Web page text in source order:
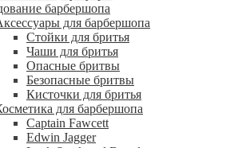
барбершопа
для барбершопа
Стойки для бритья
Чаши для бритья
Опасные бритвы
Безопасные бритвы
Кисточки для бритья
для барбершопа
Captain Fawcett
Edwin Jagger